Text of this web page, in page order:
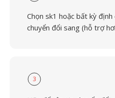
Chọn sk1 hoặc bất kỳ định
chuyển đổi sang (hỗ trợ
3